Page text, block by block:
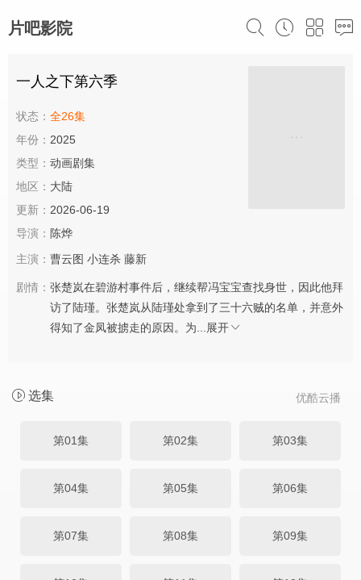
片吧影院
一人之下第六季
状态： 全26集
年份： 2025
类型： 动画剧集
地区： 大陆
更新： 2026-06-19
导演： 陈烨
主演： 曹云图 小连杀 藤新
剧情： 张楚岚在碧游村事件后，继续帮冯宝宝查找身世，因此他拜
访了陆瑾。张楚岚从陆瑾处拿到了三十六贼的名单，并意外
得知了金凤被掳走的原因。为...
展开
优酷云播
选集
第01集 第02集 第03集
第04集 第05集 第06集
第07集 第08集 第09集